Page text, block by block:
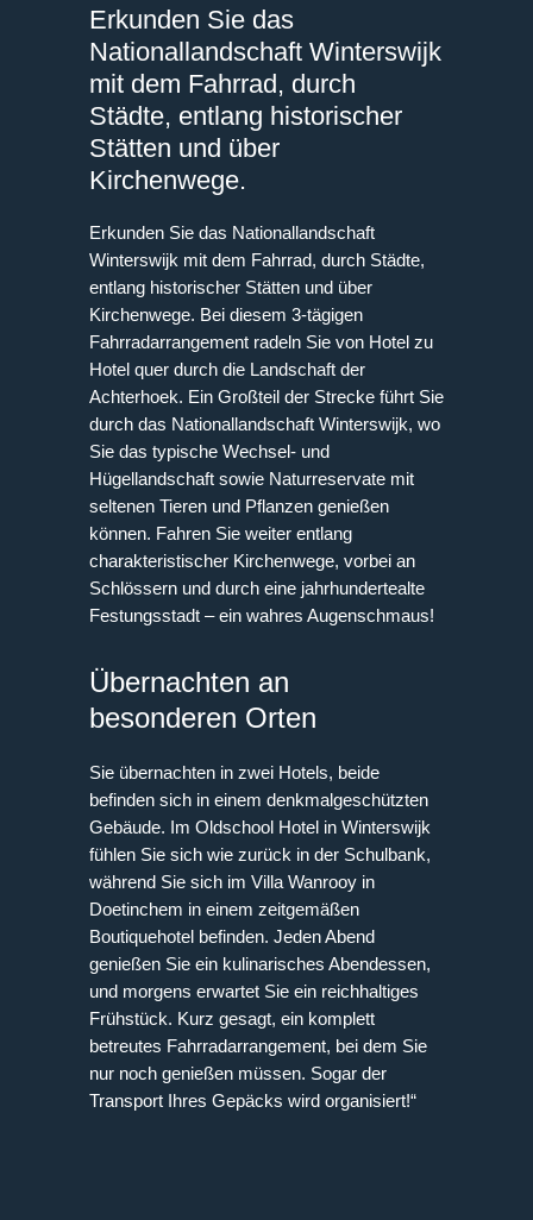
Erkunden Sie das
Nationallandschaft Winterswijk
mit dem Fahrrad, durch
Städte, entlang historischer
Stätten und über
Kirchenwege.
Erkunden Sie das Nationallandschaft
Winterswijk mit dem Fahrrad, durch Städte,
entlang historischer Stätten und über
Kirchenwege. Bei diesem 3-tägigen
Fahrradarrangement radeln Sie von Hotel zu
Hotel quer durch die Landschaft der
Achterhoek. Ein Großteil der Strecke führt Sie
durch das Nationallandschaft Winterswijk, wo
Sie das typische Wechsel- und
Hügellandschaft sowie Naturreservate mit
seltenen Tieren und Pflanzen genießen
können. Fahren Sie weiter entlang
charakteristischer Kirchenwege, vorbei an
Schlössern und durch eine jahrhundertealte
Festungsstadt – ein wahres Augenschmaus!
Übernachten an
besonderen Orten
Sie übernachten in zwei Hotels, beide
befinden sich in einem denkmalgeschützten
Gebäude. Im Oldschool Hotel in Winterswijk
fühlen Sie sich wie zurück in der Schulbank,
während Sie sich im Villa Wanrooy in
Doetinchem in einem zeitgemäßen
Boutiquehotel befinden. Jeden Abend
genießen Sie ein kulinarisches Abendessen,
und morgens erwartet Sie ein reichhaltiges
Frühstück. Kurz gesagt, ein komplett
betreutes Fahrradarrangement, bei dem Sie
nur noch genießen müssen. Sogar der
Transport Ihres Gepäcks wird organisiert!“